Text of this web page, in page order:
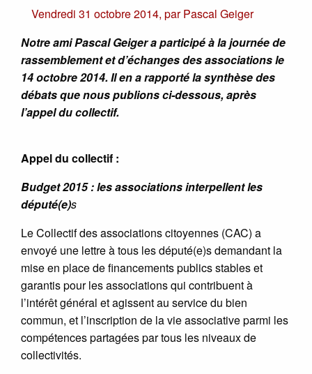
Vendredi 31 octobre 2014, parPascal Geiger
Notre ami Pascal Geiger a participé à la journée de
rassemblement et d’échanges des associations le
14 octobre 2014. Il en a rapporté la synthèse des
débats que nous publions ci-dessous, après
l’appel du collectif.
Appel du collectif :
Budget 2015 : les associations interpellent les
député(e)s
Le Collectif des associations citoyennes (CAC) a
envoyé une lettre à tous les député(e)s demandant la
mise en place de financements publics stables et
garantis pour les associations qui contribuent à
l’intérêt général et agissent au service du bien
commun, et l’inscription de la vie associative parmi les
compétences partagées par tous les niveaux de
collectivités.